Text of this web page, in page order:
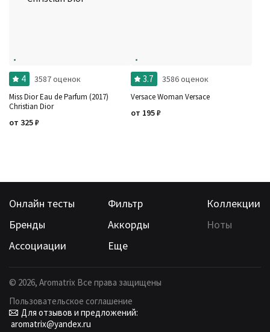
4 3587 оценок
Miss Dior Eau de Parfum (2017)
Christian Dior
от 325₽
3.7 3586 оценок
Versace Woman Versace
от 195₽
Онлайн тесты Фильтр
Коллекции
Бренды
Аккорды
Ноты
Ассоциации
Еще
© 2026, Aromatrix Все права защищены
Пользовательское соглашение
Для отзывов и предложений:
aromatrix@yandex.ru